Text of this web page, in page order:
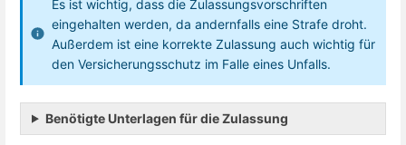
Es ist wichtig, dass die Zulassungsvorschriften
eingehalten werden, da andernfalls eine Strafe droht.
Außerdem ist eine korrekte Zulassung auch wichtig für
den Versicherungsschutz im Falle eines Unfalls.
Benötigte Unterlagen für die Zulassung